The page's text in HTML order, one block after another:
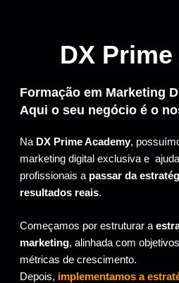
DX
Formação em Marketing
Aqui o seu negócio é o
Na DX Prime Academy,
marketing digital exclusiva e
profissionais a passar da
resultados reais.
Começamos por estruturar a
marketing, alinhada com
métricas de crescimento.
Depois, implementamos a